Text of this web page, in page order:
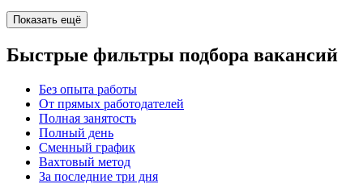
Показать ещё
Быстрые фильтры подбора вакансий
Без опыта работы
От прямых работодателей
Полная занятость
Полный день
Сменный график
Вахтовый метод
За последние три дня